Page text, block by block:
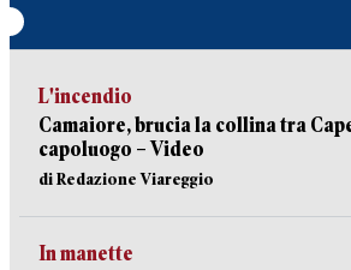
L'incendio
Camaiore, brucia la collina tra
capoluogo – Video
di Redazione Viareggio
In manette